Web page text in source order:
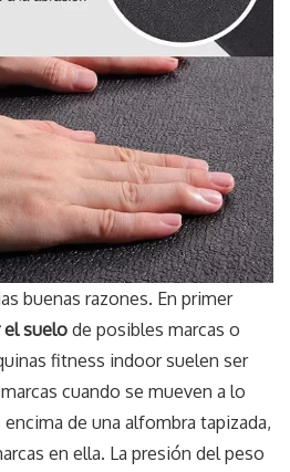
buenas razones. En primer
el suelo de posibles marcas o
fitness indoor suelen ser
cuando se mueven a lo
de una alfombra tapizada,
en ella. La presión del peso